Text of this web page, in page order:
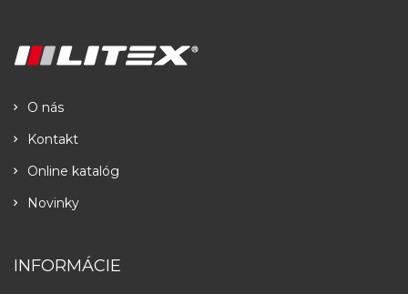
O nás
Kontakt
Online katalóg
Novinky
INFORMÁCIE